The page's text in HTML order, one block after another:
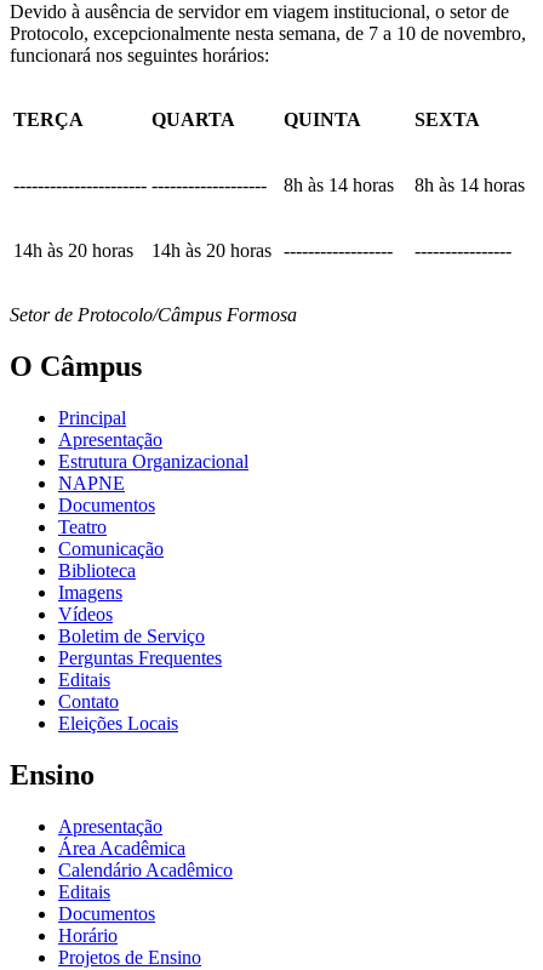
Devido à ausência de servidor em viagem institucional, o setor de
Protocolo, excepcionalmente nesta semana, de 7 a 10 de novembro,
funcionará nos seguintes horários:
TERÇA QUARTA QUINTA SEXTA
---------------------- ------------------- 8h às 14 horas 8h às 14 horas
14h às 20 horas 14h às 20 horas ------------------ ----------------
Setor de Protocolo/Câmpus Formosa
O Câmpus
Principal
Apresentação
Estrutura Organizacional
NAPNE
Documentos
Teatro
Comunicação
Biblioteca
Imagens
Vídeos
Boletim de Serviço
Perguntas Frequentes
Editais
Contato
Eleições Locais
Ensino
Apresentação
Área Acadêmica
Calendário Acadêmico
Editais
Documentos
Horário
Projetos de Ensino